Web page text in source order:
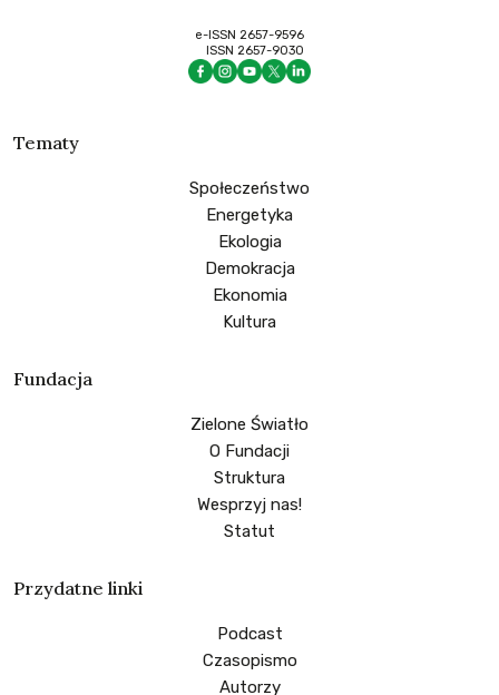
e-ISSN 2657-9596
ISSN 2657-9030
Tematy
Społeczeństwo
Energetyka
Ekologia
Demokracja
Ekonomia
Kultura
Fundacja
Zielone Światło
O Fundacji
Struktura
Wesprzyj nas!
Statut
Przydatne linki
Podcast
Czasopismo
Autorzy